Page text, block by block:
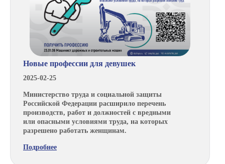
Новые профессии для девушек
2025-02-25
Министерство труда и социальной защиты
Российской Федерации расширило перечень
производств, работ и должностей с вредными
или опасными условиями труда, на которых
разрешено работать женщинам.
Подробнее